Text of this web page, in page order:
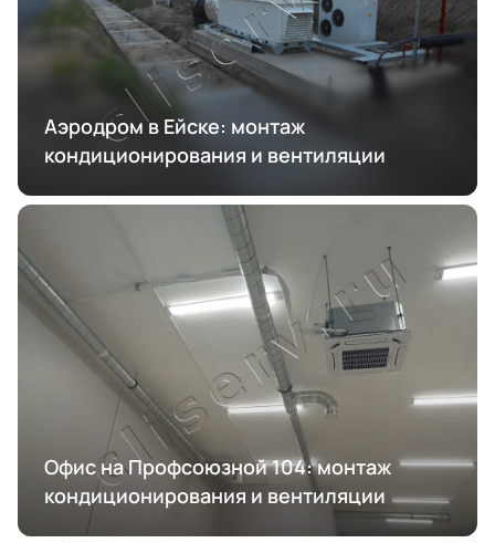
Аэродром в Ейске: монтаж
кондиционирования и вентиляции
Офис на Профсоюзной 104: монтаж
кондиционирования и вентиляции